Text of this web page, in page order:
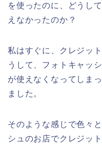
を使ったのに、どうし
えなかったのか？
私はすぐに、クレジッ
うして、フォトキャッ
が使えなくなってしま
ました。
そのような感じで色々
シュのお店でクレジッ